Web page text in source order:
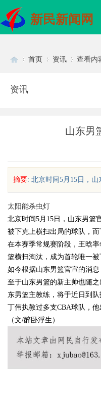
新民新闻网
sc
uz
首页 资讯 查看内
资讯
山东男
摘要: 北京时间5月15日，
太阳能杀虫灯
北京时间5月15日，山东男篮
被下克上横扫出局的球队，而
在本赛季常规赛阶段，王晗
篮横扫淘汰，成为首轮唯一被
如今根据山东男篮官宣的消
至于山东男篮的新主帅也随
东男篮主教练，将于近日到
丁伟执教过多支CBA球队，
（文/醉卧浮生）
配眼镜